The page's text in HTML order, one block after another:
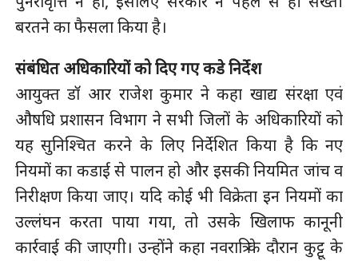
बरतने का फैसला किया है।
संबंधित अधिकारियों को दिए गए कडे निर्देश
आयुक्त डाॅ आर राजेश कुमार ने कहा खाद्य संरक्षा एवं
औषधि प्रशासन विभाग ने सभी जिलों के अधिकारियों को
यह सुनिश्चित करने के लिए निर्देशित किया है कि नए
नियमों का कडाई से पालन हो और इसकी नियमित जांच व
निरीक्षण किया जाए। यदि कोई भी विक्रेता इन नियमों का
उल्लंघन करता पाया गया, तो उसके खिलाफ कानूनी
कार्रवाई की जाएगी। उन्होंने कहा नवरात्रि के दौरान कुट्टू के